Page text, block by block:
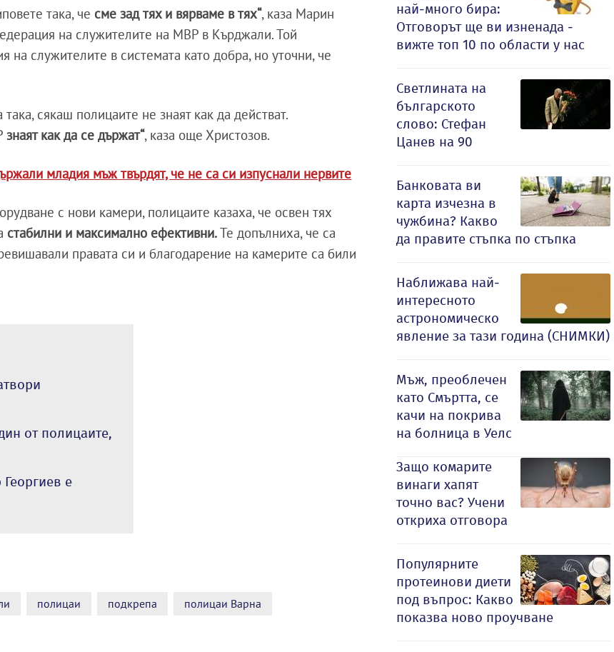
така, че сме зад тях и вярваме в тях“, каза Марин
на служителите на МВР в Кърджали. Той
на служителите в системата като добра, но уточни, че
сякаш полицаите не знаят как да действат.
знаят как да се държат“, каза още Христозов.
младия мъж твърдят, че не са си изпуснали нервите
с нови камери, полицаите казаха, че освен тях
стабилни и максимално ефективни.Те допълниха, че са
правата си и благодарение на камерите са били
от полицаите,
Георгиев е
полицаи подкрепа
полицаи Варна
най-много бира:
Отговорът ще ви изненада -
вижте топ 10 по области у нас
Светлината на
българското
слово: Стефан
Цанев на 90
Банковата ви
карта изчезна в
чужбина? Какво
да правите стъпка по стъпка
Наближава най-
интересното
астрономическо
явление за тази година (СНИМКИ)
Мъж, преоблечен
като Смъртта, се
качи на покрива
на болница в Уелс
Защо комарите
винаги хапят
точно вас? Учени
откриха отговора
Популярните
протеинови диети
под въпрос: Какво
показва ново проучване